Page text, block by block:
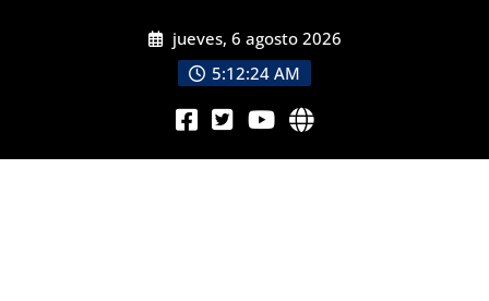
jueves, 6 agosto 2026
5:12:26 AM